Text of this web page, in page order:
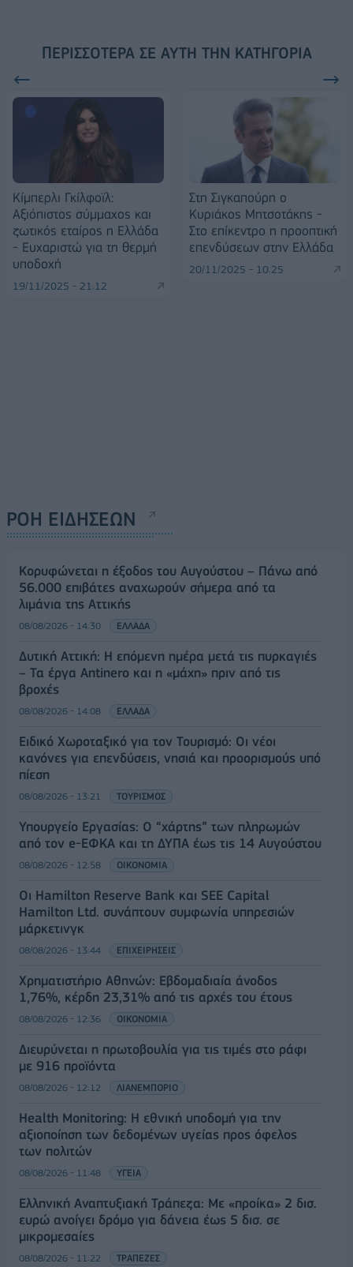
ΠΕΡΙΣΣΌΤΕΡΑ ΣΕ ΑΥΤΉ ΤΗΝ ΚΑΤΗΓΟΡΊΑ
Κίμπερλι Γκίλφοϊλ:
Αξιόπιστος σύμμαχος και
ζωτικός εταίρος η Ελλάδα
- Ευχαριστώ για τη θερμή
υποδοχή
19/11/2025 - 21:12
Στη Σιγκαπούρη ο
Κυριάκος Μητσοτάκης -
Στο επίκεντρο η προοπτική
επενδύσεων στην Ελλάδα
20/11/2025 - 10:25
ΡΟΗ ΕΙΔΗΣΕΩΝ
Κορυφώνεται η έξοδος του Αυγούστου – Πάνω από
56.000 επιβάτες αναχωρούν σήμερα από τα
λιμάνια της Αττικής
08/08/2026 - 14:30 ΕΛΛΑΔΑ
Δυτική Αττική: Η επόμενη ημέρα μετά τις πυρκαγιές
– Τα έργα Antinero και η «μάχη» πριν από τις
βροχές
08/08/2026 - 14:08 ΕΛΛΑΔΑ
Ειδικό Χωροταξικό για τον Τουρισμό: Οι νέοι
κανόνες για επενδύσεις, νησιά και προορισμούς υπό
πίεση
08/08/2026 - 13:21 ΤΟΥΡΙΣΜΟΣ
Υπουργείο Εργασίας: Ο “χάρτης” των πληρωμών
από τον e-ΕΦΚΑ και τη ΔΥΠΑ έως τις 14 Αυγούστου
08/08/2026 - 12:58 ΟΙΚΟΝΟΜΙΑ
Οι Hamilton Reserve Bank και SEE Capital
Hamilton Ltd. συνάπτουν συμφωνία υπηρεσιών
μάρκετινγκ
08/08/2026 - 13:44 ΕΠΙΧΕΙΡΗΣΕΙΣ
Χρηματιστήριο Αθηνών: Εβδομαδιαία άνοδος
1,76%, κέρδη 23,31% από τις αρχές του έτους
08/08/2026 - 12:36 ΟΙΚΟΝΟΜΙΑ
Διευρύνεται η πρωτοβουλία για τις τιμές στο ράφι
με 916 προϊόντα
08/08/2026 - 12:12 ΛΙΑΝΕΜΠΟΡΙΟ
Health Monitoring: Η εθνική υποδομή για την
αξιοποίηση των δεδομένων υγείας προς όφελος
των πολιτών
08/08/2026 - 11:48 ΥΓΕΙΑ
Ελληνική Αναπτυξιακή Τράπεζα: Με «προίκα» 2 δισ.
ευρώ ανοίγει δρόμο για δάνεια έως 5 δισ. σε
μικρομεσαίες
08/08/2026 - 11:22 ΤΡΑΠΕΖΕΣ